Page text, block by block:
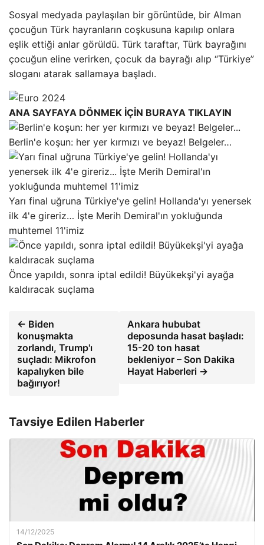
Sosyal medyada paylaşılan bir görüntüde, bir Alman
çocuğun Türk hayranların coşkusuna kapılıp onlara
eşlik ettiği anlar görüldü. Türk taraftar, Türk bayrağını
çocuğun eline verirken, çocuk da bayrağı alıp “Türkiye”
sloganı atarak sallamaya başladı.
ANA SAYFAYA DÖNMEK İÇİN BURAYA TIKLAYIN
Berlin'e koşun: her yer kırmızı ve beyaz! Belgeler…
Yarı final uğruna Türkiye'ye gelin! Hollanda'yı yenersek
ilk 4'e gireriz… İşte Merih Demiral'ın yokluğunda
muhtemel 11'imiz
Önce yapıldı, sonra iptal edildi! Büyükekşi'yi ayağa
kaldıracak suçlama
← Biden
konuşmakta
zorlandı, Trump'ı
suçladı: Mikrofon
kapalıyken bile
bağırıyor!
Ankara hububat
deposunda hasat başladı:
15-20 ton hasat
bekleniyor – Son Dakika
Hayat Haberleri →
Tavsiye Edilen Haberler
14/12/2025